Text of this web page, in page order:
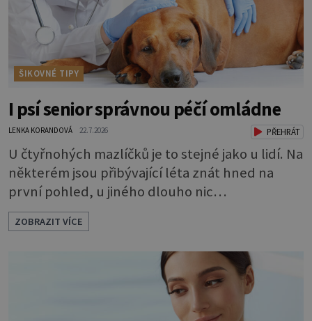
ŠIKOVNÉ TIPY
I psí senior správnou péčí omládne
LENKA KORANDOVÁ 22.7.2026 PŘEHRÁT
U čtyřnohých mazlíčků je to stejné jako u lidí. Na
některém jsou přibývající léta znát hned na
první pohled, u jiného dlouho nic
nezaznamenáte. Přesto byste si měli staršího
psa více všímat, aby vám neunikly důležité
signály, že něco není v pořádku. Včasná péče
mu může prodloužit i zkvalitnit život. Hůře
mohou mít v nepořádku zažívání.
ZOBRAZIT VÍCE